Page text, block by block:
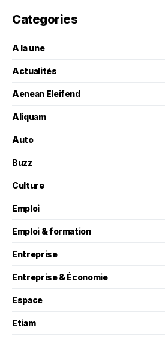
Categories
A la une
Actualités
Aenean Eleifend
Aliquam
Auto
Buzz
Culture
Emploi
Emploi & formation
Entreprise
Entreprise & Économie
Espace
Etiam